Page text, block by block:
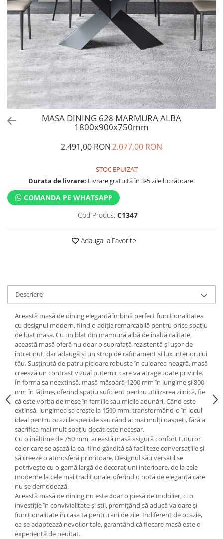
MASA DINING 628 MARMURA ALBA
1800x900x750mm
2.491,00 RON2.077,00 RON
STOC EPUIZAT
Durata de livrare: Livrare gratuită în 3-5 zile lucrătoare.
COMANDA PE WHATSAPP
Cod Produs: C1347
Adauga la Favorite
Descriere
Această masă de dining elegantă îmbină perfect funcționalitatea
cu designul modern, fiind o adiție remarcabilă pentru orice spațiu
de luat masa. Cu un blat din marmură albă de înaltă calitate,
această masă oferă nu doar o suprafață rezistentă și ușor de
întreținut, dar adaugă și un strop de rafinament și lux interiorului
tău. Susținută de patru picioare robuste în culoarea neagră, masă
creează un contrast vizual puternic care va atrage toate privirile.
În forma sa neextinsă, masă măsoară 1200 mm în lungime și 800
mm în lățime, oferind spațiu suficient pentru utilizarea zilnică, fie
că este vorba de mese în familie sau micile adunări. Când este
extinsă, lungimea sa crește la 1500 mm, transformând-o în locul
ideal pentru ocaziile speciale sau când ai mai mulți oaspeți, fără a
sacrifica mai mult spațiu decât este necesar.
Cu o înălțime de 750 mm, această masă asigură confort tuturor
celor care se așază la ea, fiind gândită să faciliteze conversațiile și
să creeze o atmosferă primitoare. Designul său versatil se
potrivește cu o gamă largă de decorațiuni interioare, de la cele
moderne la cele mai tradiționale, oferind o notă de eleganță care
nu se demodează.
Această masă de dining nu este doar o piesă de mobilier, ci o
investiție în convivialitate și stil, promițând să aducă valoare și
funcționalitate în casa ta pentru ani de zile. Indiferent de ocazie,
ea se adaptează nevoilor tale, garantând că fiecare masă este o
experiență de neuitat.